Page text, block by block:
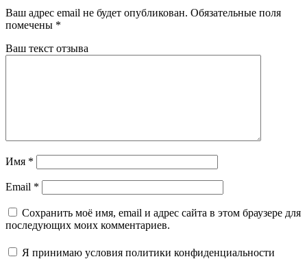
Ваш адрес email не будет опубликован. Обязательные поля
помечены *
Ваш текст отзыва
Имя *
Email *
Сохранить моё имя, email и адрес сайта в этом браузере для
последующих моих комментариев.
Я принимаю условия политики конфиденциальности